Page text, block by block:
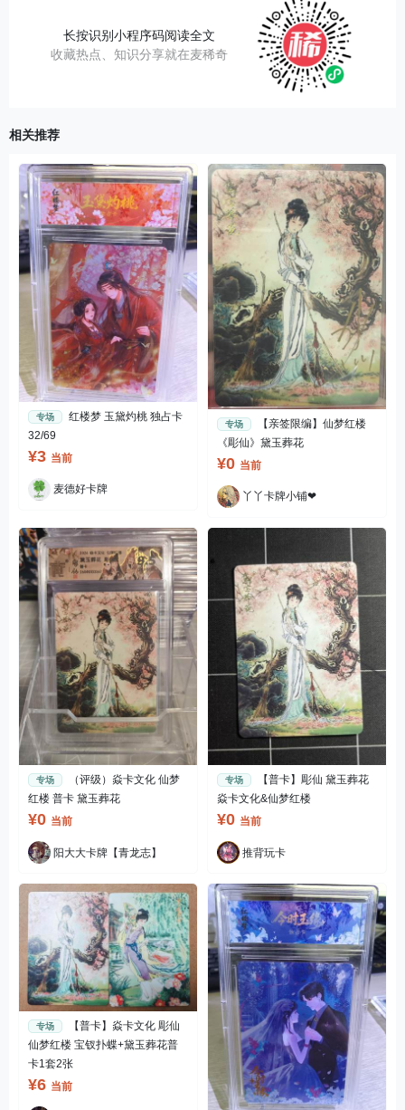
长按识别小程序码阅读全文
收藏热点、知识分享就在麦稀奇
相关推荐
专场
红楼梦 玉黛灼桃 独占卡
32/69
¥3 当前
麦德好卡牌
专场
【亲签限编】仙梦红楼
《彫仙》黛玉葬花
¥0 当前
丫丫卡牌小铺❤
专场
（评级）焱卡文化 仙梦
红楼 普卡 黛玉葬花
¥0 当前
阳大大卡牌【青龙志】
专场
【普卡】彫仙 黛玉葬花
焱卡文化&仙梦红楼
¥0 当前
推背玩卡
专场
【普卡】焱卡文化 彫仙
仙梦红楼 宝钗扑蝶+黛玉葬花普
卡1套2张
¥6 当前